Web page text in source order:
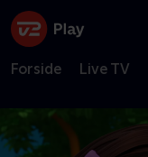
Forside Live TV